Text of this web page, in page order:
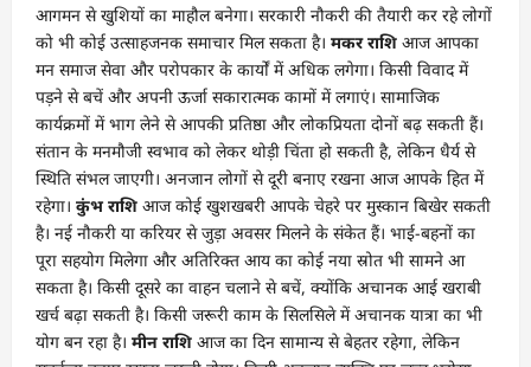
आगमन से खुशियों का माहौल बनेगा। सरकारी नौकरी की तैयारी कर रहे लोगों
को भी कोई उत्साहजनक समाचार मिल सकता है। मकर राशि आज आपका
मन समाज सेवा और परोपकार के कार्यों में अधिक लगेगा। किसी विवाद में
पड़ने से बचें और अपनी ऊर्जा सकारात्मक कामों में लगाएं। सामाजिक
कार्यक्रमों में भाग लेने से आपकी प्रतिष्ठा और लोकप्रियता दोनों बढ़ सकती हैं।
संतान के मनमौजी स्वभाव को लेकर थोड़ी चिंता हो सकती है, लेकिन धैर्य से
स्थिति संभल जाएगी। अनजान लोगों से दूरी बनाए रखना आज आपके हित में
रहेगा। कुंभ राशि आज कोई खुशखबरी आपके चेहरे पर मुस्कान बिखेर सकती
है। नई नौकरी या करियर से जुड़ा अवसर मिलने के संकेत हैं। भाई-बहनों का
पूरा सहयोग मिलेगा और अतिरिक्त आय का कोई नया स्रोत भी सामने आ
सकता है। किसी दूसरे का वाहन चलाने से बचें, क्योंकि अचानक आई खराबी
खर्च बढ़ा सकती है। किसी जरूरी काम के सिलसिले में अचानक यात्रा का भी
योग बन रहा है। मीन राशि आज का दिन सामान्य से बेहतर रहेगा, लेकिन